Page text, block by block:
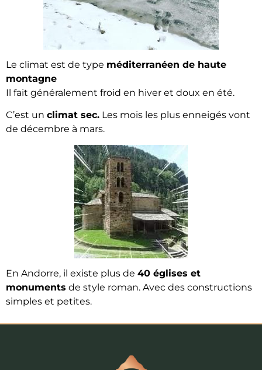
Le climat est de type méditerranéen de haute
montagne
Il fait généralement froid en hiver et doux en été.
C’est un climat sec. Les mois les plus enneigés vont
de décembre à mars.
En Andorre, il existe plus de 40 églises et
monuments de style roman. Avec des constructions
simples et petites.